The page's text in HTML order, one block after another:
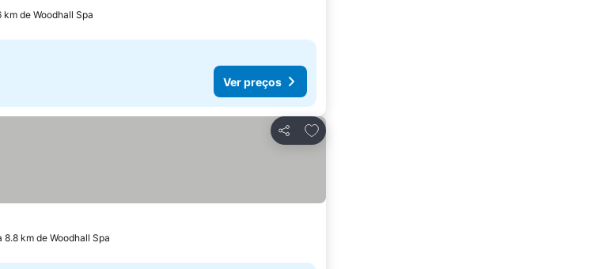
km de Woodhall Spa
Ver preços
Partilhar
Adicionar aos favoritos
8.8 km de Woodhall Spa